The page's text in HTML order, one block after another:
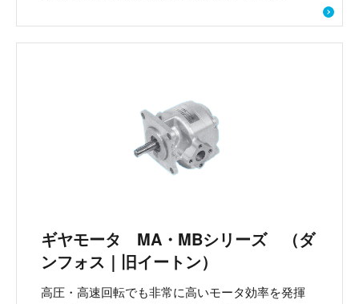
ギヤモータ MA・MBシリーズ （ダ
ンフォス｜旧イートン）
高圧・高速回転でも非常に高いモータ効率を発揮